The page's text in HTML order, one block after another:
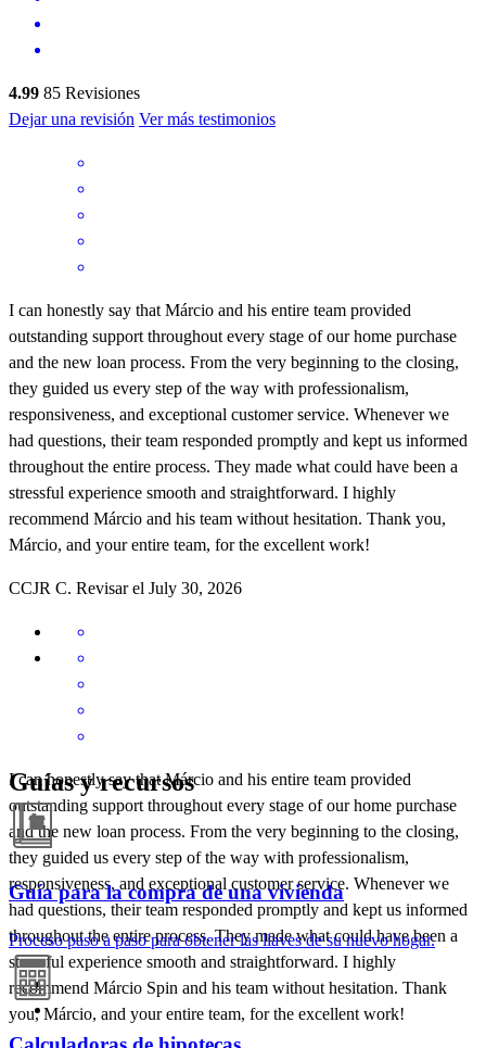
4.99 85 Revisiones
Dejar una revisión Ver más testimonios
I can honestly say that Márcio and his entire team provided
outstanding support throughout every stage of our home purchase
and the new loan process. From the very beginning to the closing,
they guided us every step of the way with professionalism,
responsiveness, and exceptional customer service. Whenever we
had questions, their team responded promptly and kept us informed
throughout the entire process. They made what could have been a
stressful experience smooth and straightforward. I highly
recommend Márcio and his team without hesitation. Thank you,
Márcio, and your entire team, for the excellent work!
CCJR C. Revisar el July 30, 2026
I can honestly say that Márcio and his entire team provided
outstanding support throughout every stage of our home purchase
and the new loan process. From the very beginning to the closing,
they guided us every step of the way with professionalism,
responsiveness, and exceptional customer service. Whenever we
had questions, their team responded promptly and kept us informed
throughout the entire process. They made what could have been a
stressful experience smooth and straightforward. I highly
recommend Márcio Spin and his team without hesitation. Thank
you, Márcio, and your entire team, for the excellent work!
Guías y recursos
Guía para la compra de una vivienda
Proceso paso a paso para obtener las llaves de su nuevo hogar.